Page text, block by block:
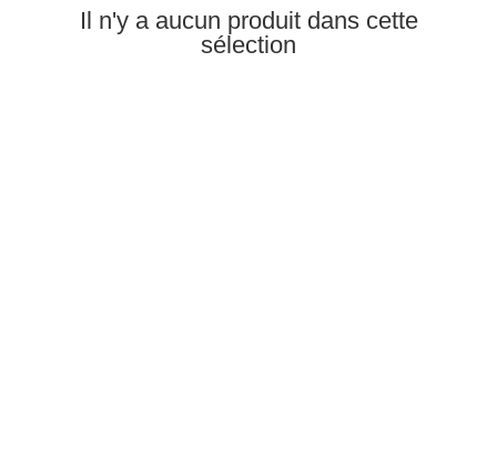
Il n'y a aucun produit dans cette
sélection